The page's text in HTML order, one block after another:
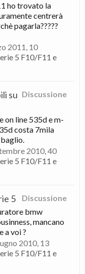
ho trovato la
centrerà
pagarla?????
2011, 10
5 F10/F11 e
Discussione
su
on line 535d e m-
costa 7mila
2010, 40
5 F10/F11 e
Discussione
5
bmw
mancano
a voi ?
2010, 13
5 F10/F11 e